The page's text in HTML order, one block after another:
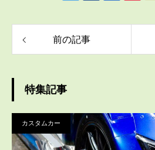
前の記事
特集記事
カスタムカー